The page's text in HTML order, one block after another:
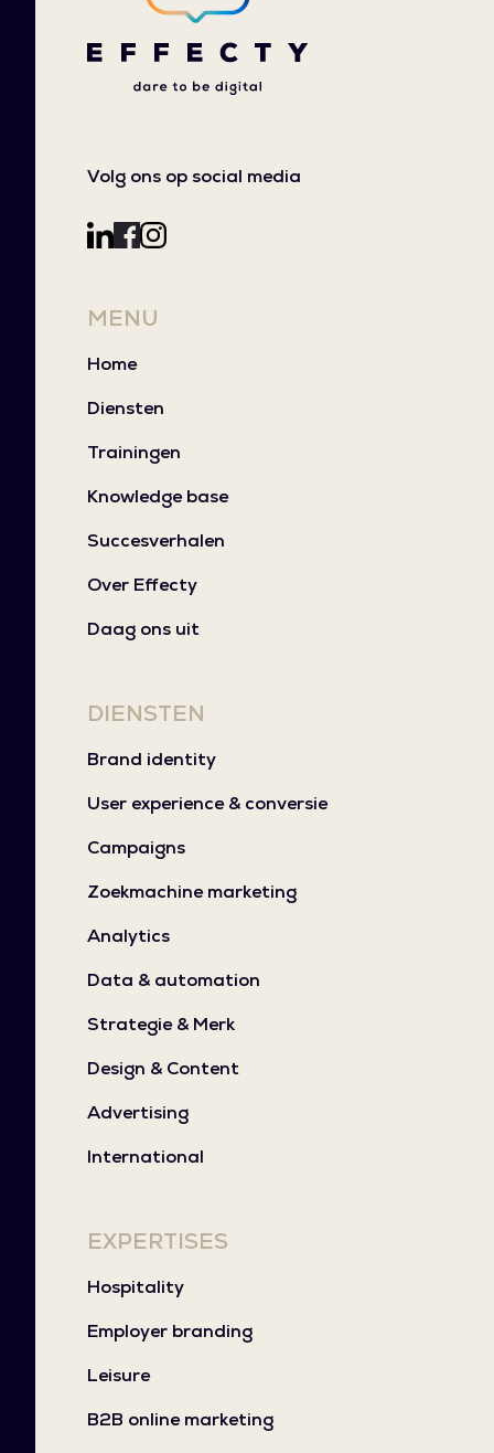
Volg ons op social media
MENU
Home
Diensten
Trainingen
Knowledge base
Succesverhalen
Over Effecty
Daag ons uit
DIENSTEN
Brand identity
User experience & conversie
Campaigns
Zoekmachine marketing
Analytics
Data & automation
Strategie & Merk
Design & Content
Advertising
International
EXPERTISES
Hospitality
Employer branding
Leisure
B2B online marketing